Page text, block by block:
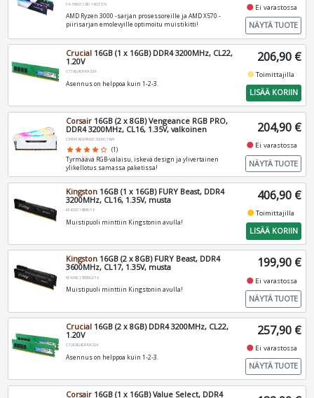
F4-3600C18D-16GTZN
AMD Ryzen 3000 -sarjan prosessoreille ja AMD X570 -
piirisarjan emolevyille optimoitu muistikitti!
fiber_manual_record Ei varastossa
NÄYTÄ TUOTE
Crucial 16GB (1 x 16GB) DDR4 3200MHz, CL22,
1.20V
CT16G4DFRA32A
Asennus on helppoa kuin 1-2-3.
206,90 €
fiber_manual_recordToimittajilla
LISÄÄ KORIIN
Corsair 16GB (2 x 8GB) Vengeance RGB PRO,
DDR4 3200MHz, CL16, 1.35V, valkoinen
CMW16GX4M2C3200C16W
star star star star star_border (1)
Tyrmäävä RGB-valaisu, iskevä design ja ylivertainen
ylikellotus samassa paketissa!
204,90 €
fiber_manual_record Ei varastossa
NÄYTÄ TUOTE
Kingston 16GB (1 x 16GB) FURY Beast, DDR4
3200MHz, CL16, 1.35V, musta
KF432C16BB/16
Muistipuoli minttiin Kingstonin avulla!
406,90 €
fiber_manual_recordToimittajilla
LISÄÄ KORIIN
Kingston 16GB (2 x 8GB) FURY Beast, DDR4
3600MHz, CL17, 1.35V, musta
KF436C17BBK2/16
Muistipuoli minttiin Kingstonin avulla!
199,90 €
fiber_manual_record Ei varastossa
NÄYTÄ TUOTE
Crucial 16GB (2 x 8GB) DDR4 3200MHz, CL22,
1.20V
CT2K8G4DFRA32A
Asennus on helppoa kuin 1-2-3.
257,90 €
fiber_manual_record Ei varastossa
NÄYTÄ TUOTE
Corsair 16GB (1 x 16GB) Value Select, DDR4